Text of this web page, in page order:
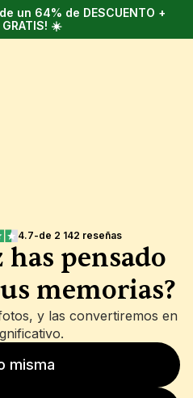
un 64% de DESCUENTO +
GRATIS! ☀️
4.7-de 2 142 reseñas
has pensado
memorias?
y las convertiremos en
misma